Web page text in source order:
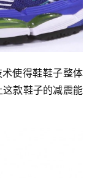
使得鞋鞋子整体
款鞋子的减震能